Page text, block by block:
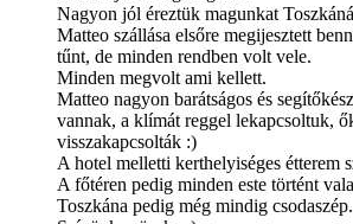
Nagyon jól éreztük magunkat
Matteo szállása elsőre megijesztett
tűnt, de minden rendben volt vele.
Minden megvolt ami kellett.
Matteo nagyon barátságos és
vannak, a klímát reggel lekapcsoltuk,
visszakapcsolták :)
A hotel melletti kerthelyiséges étterem
A főtéren pedig minden este történt
Toszkána pedig még mindig csodaszép.